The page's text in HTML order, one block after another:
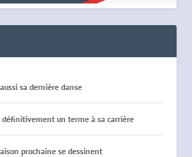
sa dernière danse
définitivement un terme à sa carrière
prochaine se dessinent